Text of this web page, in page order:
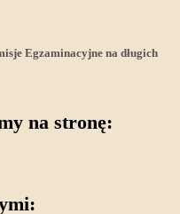
Egzaminacyjne na długich
na stronę: